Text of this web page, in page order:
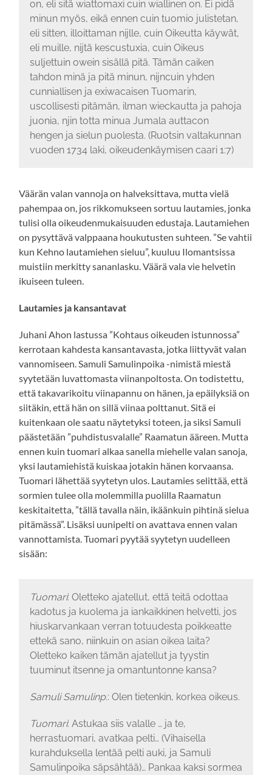
on, eli sitä wiattomaxi cuin wiallinen on. Ei pidä
minun myös, eikä ennen cuin tuomio julistetan,
eli sitten, illoittaman nijlle, cuin Oikeutta käywät,
eli muille, nijtä kescustuxia, cuin Oikeus
suljettuin owein sisällä pitä. Tämän caiken
tahdon minä ja pitä minun, nijncuin yhden
cunniallisen ja exiwacaisen Tuomarin,
uscollisesti pitämän, ilman wieckautta ja pahoja
juonia, njin totta minua Jumala auttacon
hengen ja sielun puolesta. (Ruotsin valtakunnan
vuoden 1734 laki, oikeudenkäymisen caari 1:7)
Väärän valan vannoja on halveksittava, mutta vielä
pahempaa on, jos rikkomukseen sortuu lautamies, jonka
tulisi olla oikeudenmukaisuuden edustaja. Lautamiehen
on pysyttävä valppaana houkutusten suhteen. ”Se vahtii
kun Kehno lautamiehen sieluu”, kuuluu Ilomantsissa
muistiin merkitty sananlasku. Väärä vala vie helvetin
ikuiseen tuleen.
Lautamies ja kansantavat
Juhani Ahon lastussa ”Kohtaus oikeuden istunnossa”
kerrotaan kahdesta kansantavasta, jotka liittyvät valan
vannomiseen. Samuli Samulinpoika -nimistä miestä
syytetään luvattomasta viinanpoltosta. On todistettu,
että takavarikoitu viinapannu on hänen, ja epäilyksiä on
siitäkin, että hän on sillä viinaa polttanut. Sitä ei
kuitenkaan ole saatu näytetyksi toteen, ja siksi Samuli
päästetään ”puhdistusvalalle” Raamatun ääreen. Mutta
ennen kuin tuomari alkaa sanella miehelle valan sanoja,
yksi lautamiehistä kuiskaa jotakin hänen korvaansa.
Tuomari lähettää syytetyn ulos. Lautamies selittää, että
sormien tulee olla molemmilla puolilla Raamatun
keskitaitetta, ”tällä tavalla näin, ikäänkuin pihtinä sielua
pitämässä”. Lisäksi uunipelti on avattava ennen valan
vannottamista. Tuomari pyytää syytetyn uudelleen
sisään:
Tuomari: Oletteko ajatellut, että teitä odottaa
kadotus ja kuolema ja iankaikkinen helvetti, jos
hiuskarvankaan verran totuudesta poikkeatte
ettekä sano, niinkuin on asian oikea laita?
Oletteko kaiken tämän ajatellut ja tyystin
tuuminut itsenne ja omantuntonne kansa?
Samuli Samulinp.: Olen tietenkin, korkea oikeus.
Tuomari: Astukaa siis valalle … ja te,
herrastuomari, avatkaa pelti… (Vihaisella
kurahduksella lentää pelti auki, ja Samuli
Samulinpoika säpsähtää)… Pankaa kaksi sormea